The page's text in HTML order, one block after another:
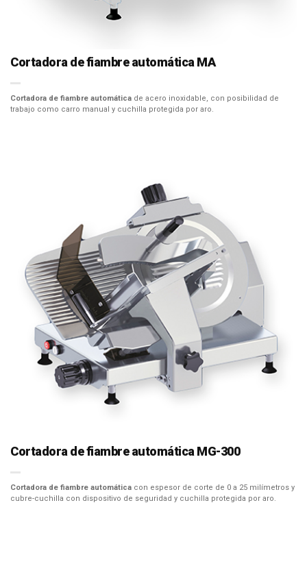
Cortadora de fiambre automática MA
Cortadora de fiambre automática de acero inoxidable, con posibilidad de
trabajo como carro manual y cuchilla protegida por aro.
Cortadora de fiambre automática MG-300
Cortadora de fiambre automática con espesor de corte de 0 a 25 milímetros y
cubre-cuchilla con dispositivo de seguridad y cuchilla protegida por aro.